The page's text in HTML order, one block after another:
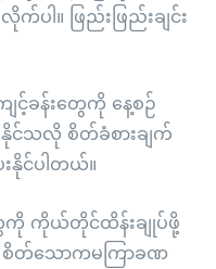
ပါ။ ဖြည်းဖြည်းချင်း
င့်ခန်းတွေကို နေ့စဉ်
င်သလို စိတ်ခံစားချက်
နိုင်ပါတယ်။
ကို ကိုယ်တိုင်ထိန်းချုပ်ဖို့
စိတ်သောကမကြာခဏ